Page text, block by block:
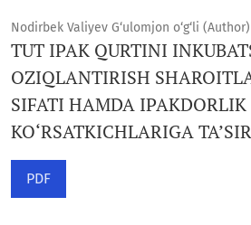
Nodirbek Valiyev G‘ulomjon o‘g‘li (Author)
TUT IPAK QURTINI
OZIQLANTIRISH
SIFATI HAMDA IPAKDORLIK
KO‘RSATKICHLARIGA
PDF